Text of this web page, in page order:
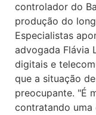
controlador do
produção do
Especialistas
advogada Flávia
digitais e
que a situação
preocupante. "É
contratando uma